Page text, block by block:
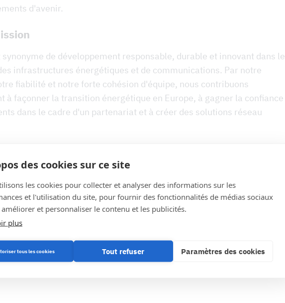
d'avenir.
synonyme de développement responsable, durable et innovant dans le
infrastructures énergétiques et de communications. Par notre
fiabilité et notre forte cohésion d'équipe, nous contribuons
à façonner la transition énergétique en Europe, à gagner la confiance
dans le cadre d'un partenariat et à créer des solutions réseau
Cteam en tant qu'employeur
Nos valeurs
des cookies sur ce site
les cookies pour collecter et analyser des informations sur les
et l'utilisation du site, pour fournir des fonctionnalités de médias sociaux
et personnaliser le contenu et les publicités.
plus
tous les cookies Tout refuser Paramètres des cookies